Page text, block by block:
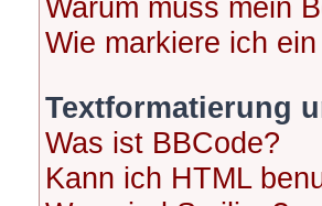
Warum muss mein
Wie markiere ich
Textformatierung
Was ist BBCode?
Kann ich HTML